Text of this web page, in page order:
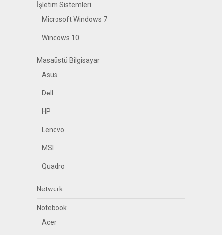
İşletim Sistemleri
Microsoft Windows 7
Windows 10
Masaüstü Bilgisayar
Asus
Dell
HP
Lenovo
MSI
Quadro
Network
Notebook
Acer